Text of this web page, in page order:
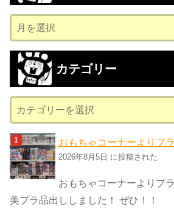
ー
カ
ブ
カテゴリー
テ
ゴ
リ
ー
おもちゃコーナーよりプ
2026年8月5日 に投稿された
おもちゃコーナーよりプ
美プラ品出ししました！ ぜひ！！